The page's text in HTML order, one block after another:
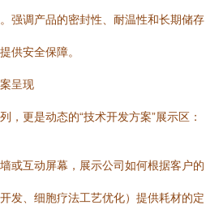
强调产品的密封性、耐温性和长期储存
供安全保障。
呈现
，更是动态的“技术开发方案”展示区：
墙或互动屏幕，展示公司如何根据客户的
发、细胞疗法工艺优化）提供耗材的定